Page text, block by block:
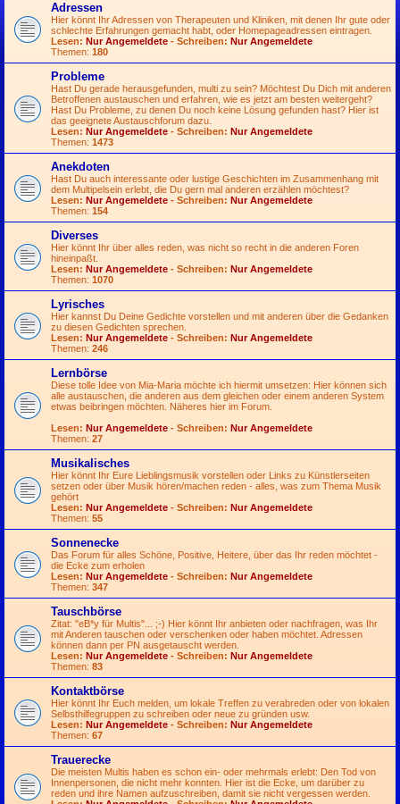
Adressen
Hier könnt Ihr Adressen von Therapeuten und Kliniken, mit denen Ihr gute oder
schlechte Erfahrungen gemacht habt, oder Homepageadressen eintragen.
Lesen: Nur Angemeldete - Schreiben: Nur Angemeldete
Themen: 180
Probleme
Hast Du gerade herausgefunden, multi zu sein? Möchtest Du Dich mit anderen
Betroffenen austauschen und erfahren, wie es jetzt am besten weitergeht?
Hast Du Probleme, zu denen Du noch keine Lösung gefunden hast? Hier ist
das geeignete Austauschforum dazu.
Lesen: Nur Angemeldete - Schreiben: Nur Angemeldete
Themen: 1473
Anekdoten
Hast Du auch interessante oder lustige Geschichten im Zusammenhang mit
dem Multipelsein erlebt, die Du gern mal anderen erzählen möchtest?
Lesen: Nur Angemeldete - Schreiben: Nur Angemeldete
Themen: 154
Diverses
Hier könnt Ihr über alles reden, was nicht so recht in die anderen Foren
hineinpaßt.
Lesen: Nur Angemeldete - Schreiben: Nur Angemeldete
Themen: 1070
Lyrisches
Hier kannst Du Deine Gedichte vorstellen und mit anderen über die Gedanken
zu diesen Gedichten sprechen.
Lesen: Nur Angemeldete - Schreiben: Nur Angemeldete
Themen: 246
Lernbörse
Diese tolle Idee von Mia-Maria möchte ich hiermit umsetzen: Hier können sich
alle austauschen, die anderen aus dem gleichen oder einem anderen System
etwas beibringen möchten. Näheres hier im Forum.
Lesen: Nur Angemeldete - Schreiben: Nur Angemeldete
Themen: 27
Musikalisches
Hier könnt Ihr Eure Lieblingsmusik vorstellen oder Links zu Künstlerseiten
setzen oder über Musik hören/machen reden - alles, was zum Thema Musik
gehört
Lesen: Nur Angemeldete - Schreiben: Nur Angemeldete
Themen: 55
Sonnenecke
Das Forum für alles Schöne, Positive, Heitere, über das Ihr reden möchtet -
die Ecke zum erholen
Lesen: Nur Angemeldete - Schreiben: Nur Angemeldete
Themen: 347
Tauschbörse
Zitat: "eB*y für Multis"... ;-) Hier könnt Ihr anbieten oder nachfragen, was Ihr
mit Anderen tauschen oder verschenken oder haben möchtet. Adressen
können dann per PN ausgetauscht werden.
Lesen: Nur Angemeldete - Schreiben: Nur Angemeldete
Themen: 83
Kontaktbörse
Hier könnt Ihr Euch melden, um lokale Treffen zu verabreden oder von lokalen
Selbsthilfegruppen zu schreiben oder neue zu gründen usw.
Lesen: Nur Angemeldete - Schreiben: Nur Angemeldete
Themen: 67
Trauerecke
Die meisten Multis haben es schon ein- oder mehrmals erlebt: Den Tod von
Innenpersonen, die nicht mehr konnten. Hier ist die Ecke, um darüber zu
reden und ihre Namen aufzuschreiben, damit sie nicht vergessen werden.